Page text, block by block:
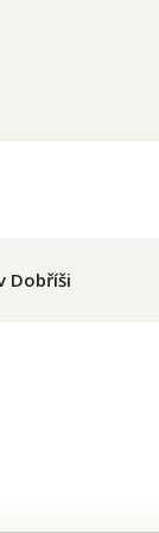
Dobříši